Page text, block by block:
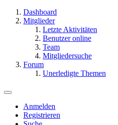
Dashboard
Mitglieder
Letzte Aktivitäten
Benutzer online
Team
Mitgliedersuche
Forum
Unerledigte Themen
Anmelden
Registrieren